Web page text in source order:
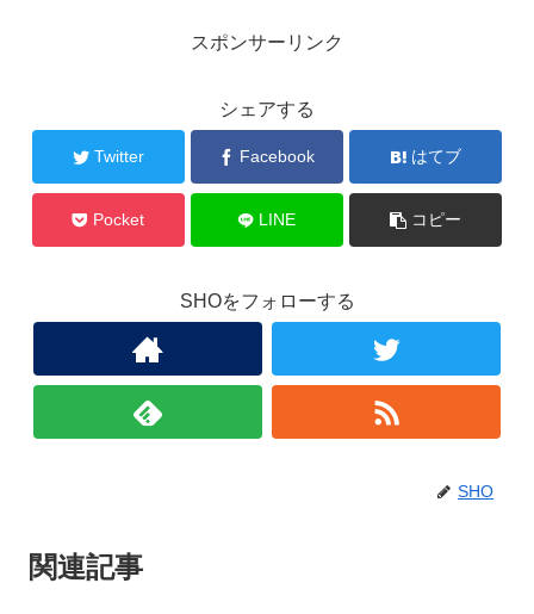
スポンサーリンク
シェアする
Twitter Facebook はてブ
Pocket LINE コピー
SHOをフォローする
SHO
関連記事